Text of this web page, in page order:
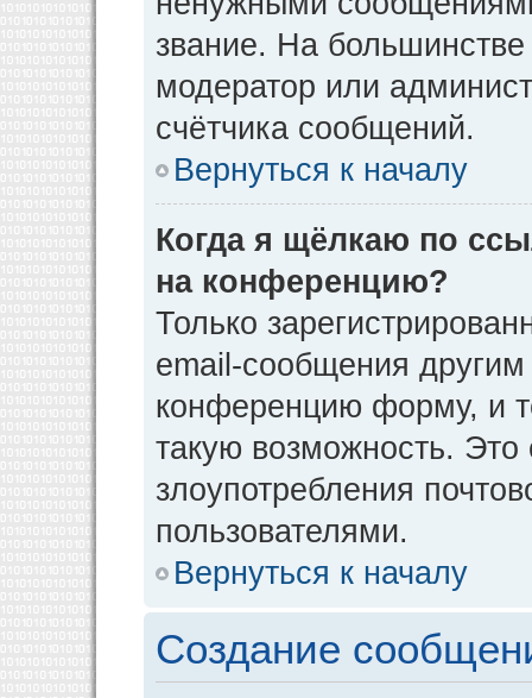
звание. На
модератор или
счётчика сообщений.
Вернуться к началу
Когда я щёлкаю по
на конференцию?
Только
email-сообщения
конференцию форму, и
такую возможность. Это
злоупотребления
пользователями.
Вернуться к началу
Создание